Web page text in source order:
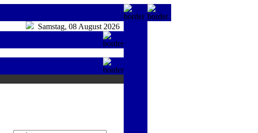
Samstag, 08 August 2026